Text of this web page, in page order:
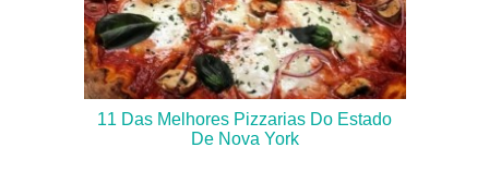
11 Das Melhores Pizzarias Do Estado
De Nova York